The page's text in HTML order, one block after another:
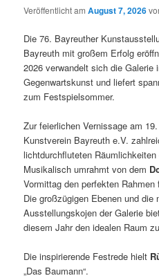
Veröffentlicht amAugust 7, 2026
Die 76. Bayreuther
Bayreuth mit großem Erfolg
2026 verwandelt sich die Galerie
Gegenwartskunst und liefert
zum Festspielsommer.
Zur feierlichen Vernissage am
Kunstverein Bayreuth e.V.
lichtdurchfluteten
Musikalisch umrahmt von dem
Vormittag den perfekten
Die großzügigen Ebenen und die
Ausstellungskojen der Galerie
diesem Jahr den idealen Raum
Die inspirierende Festrede hielt
„Das Baumann“.